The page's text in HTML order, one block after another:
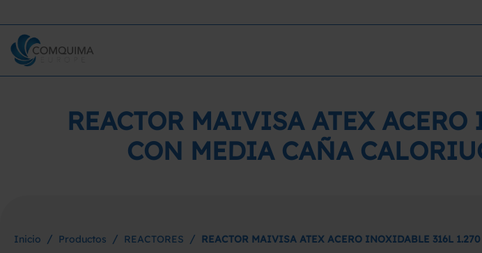
REACTOR MAIVISA ATEX
CON MEDIA CAÑA
Inicio / Productos / REACTORES / REACTOR MAIVISA ATEX ACERO INOXIDABLE 316L